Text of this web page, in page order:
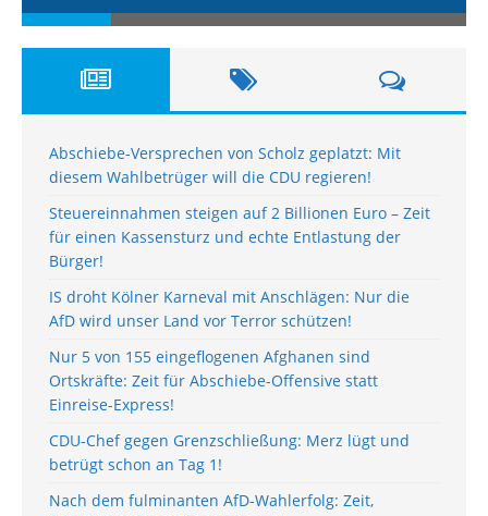
Abschiebe-Versprechen von Scholz geplatzt: Mit
diesem Wahlbetrüger will die CDU regieren!
Steuereinnahmen steigen auf 2 Billionen Euro – Zeit
für einen Kassensturz und echte Entlastung der
Bürger!
IS droht Kölner Karneval mit Anschlägen: Nur die
AfD wird unser Land vor Terror schützen!
Nur 5 von 155 eingeflogenen Afghanen sind
Ortskräfte: Zeit für Abschiebe-Offensive statt
Einreise-Express!
CDU-Chef gegen Grenzschließung: Merz lügt und
betrügt schon an Tag 1!
Nach dem fulminanten AfD-Wahlerfolg: Zeit,